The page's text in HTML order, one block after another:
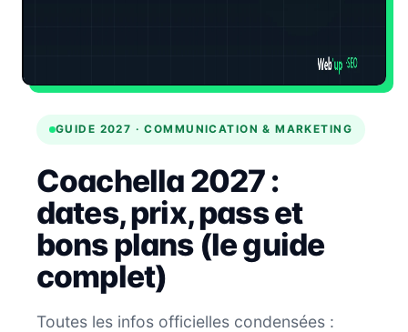
GUIDE 2027 · COMMUNICATION & MARKETING
Coachella 2027 :
dates, prix, pass et
bons plans (le guide
complet)
Toutes les infos officielles condensées :